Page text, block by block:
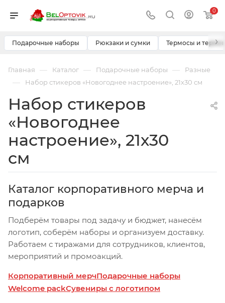
0
Подарочные наборы Рюкзаки и сумки Термосы и ›
Главная — Каталог — Подарочные наборы — Разные
— Набор стикеров «Новогоднее настроение», 21х30 см
Набор стикеров
«Новогоднее
настроение», 21х30
см
Каталог корпоративного мерча и
подарков
Подберём товары под задачу и бюджет, нанесём
логотип, соберём наборы и организуем доставку.
Работаем с тиражами для сотрудников, клиентов,
мероприятий и промоакций.
Корпоративный мерчПодарочные наборы
Welcome packСувениры с логотипом